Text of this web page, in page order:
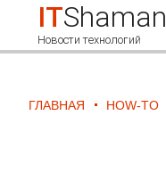
ITShaman
Новости технологий
ГЛАВНАЯ HOW-TO